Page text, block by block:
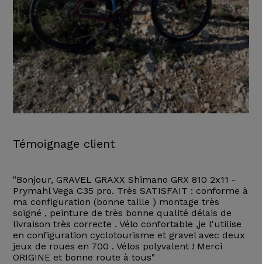
Témoignage client
"Bonjour, GRAVEL GRAXX Shimano GRX 810 2x11 -
Prymahl Vega C35 pro. Très SATISFAIT : conforme à
ma configuration (bonne taille ) montage très
soigné , peinture de très bonne qualité délais de
livraison très correcte . Vélo confortable ,je l'utilise
en configuration cyclotourisme et gravel avec deux
jeux de roues en 700 . Vélos polyvalent ! Merci
ORIGINE et bonne route à tous"